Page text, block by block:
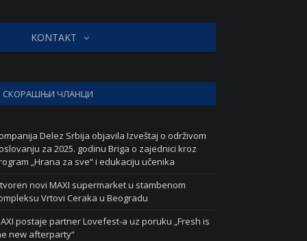
KONTAKT
СКОРАШЊИ ЧЛАНЦИ
Delez Srbija objavila Izveštaj o održivom
za 2025. godinu Briga o zajednici kroz
„Hrana za sve“ i edukaciju učenika
novi MAXI supermarket u stambenom
Vrtovi Ceraka u Beogradu
postaje partner Lovefest-a uz poruku „Fresh is
new afterparty“